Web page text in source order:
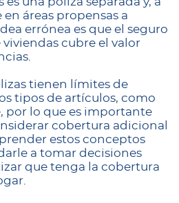
áreas propensas a
errónea es que el seguro
cubre el valor
tienen límites de
tipos de artículos, como
por lo que es importante
cobertura adicional
estos conceptos
a tomar decisiones
que tenga la cobertura